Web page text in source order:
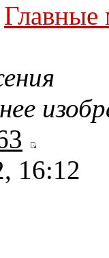
Главные
16:12